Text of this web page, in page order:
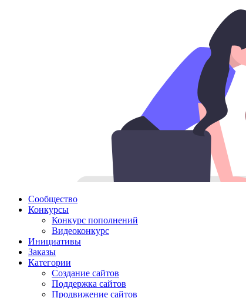
Сообщество
Конкурсы
Конкурс пополнений
Видеоконкурс
Инициативы
Заказы
Категории
Создание сайтов
Поддержка сайтов
Продвижение сайтов